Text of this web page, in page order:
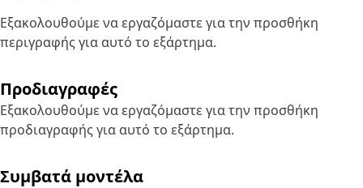
Εξακολουθούμε να εργαζόμαστε για την προσθήκη
περιγραφής για αυτό το εξάρτημα.
Προδιαγραφές
Εξακολουθούμε να εργαζόμαστε για την προσθήκη
προδιαγραφής για αυτό το εξάρτημα.
Συμβατά μοντέλα